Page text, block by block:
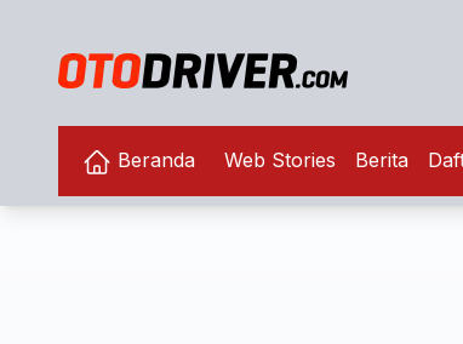
Beranda Web Stories Berita